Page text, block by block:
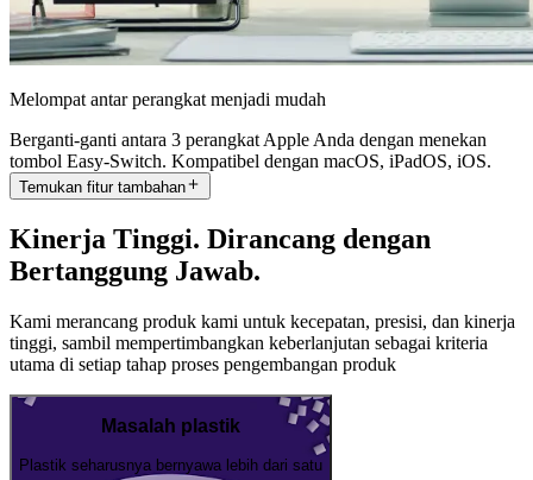
Melompat antar perangkat menjadi mudah
Berganti-ganti antara 3 perangkat Apple Anda dengan menekan
tombol Easy-Switch. Kompatibel dengan macOS, iPadOS, iOS.
Temukan fitur tambahan
Kinerja Tinggi. Dirancang dengan
Bertanggung Jawab.
Kami merancang produk kami untuk kecepatan, presisi, dan kinerja
tinggi, sambil mempertimbangkan keberlanjutan sebagai kriteria
utama di setiap tahap proses pengembangan produk
Masalah plastik
Plastik seharusnya bernyawa lebih dari satu